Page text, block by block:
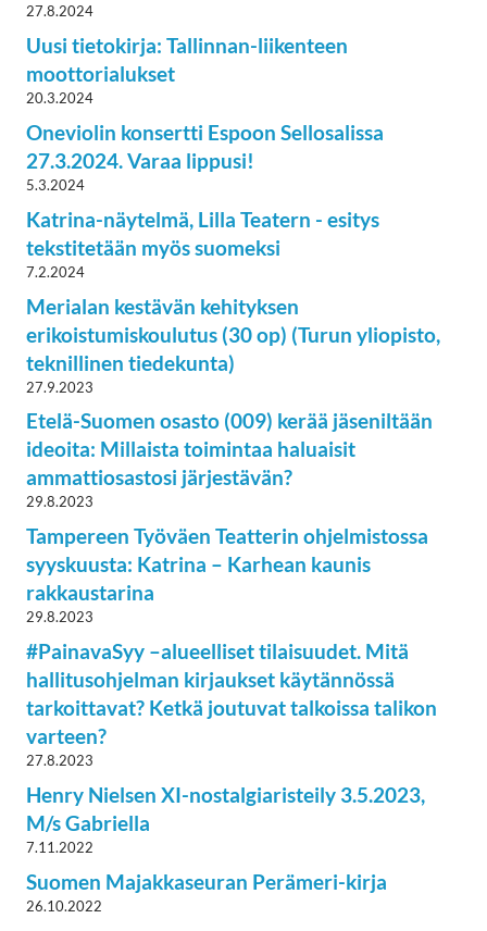
27.8.2024
Uusi tietokirja: Tallinnan-liikenteen
moottorialukset
20.3.2024
Oneviolin konsertti Espoon Sellosalissa
27.3.2024. Varaa lippusi!
5.3.2024
Katrina-näytelmä, Lilla Teatern - esitys
tekstitetään myös suomeksi
7.2.2024
Merialan kestävän kehityksen
erikoistumiskoulutus (30 op) (Turun yliopisto,
teknillinen tiedekunta)
27.9.2023
Etelä-Suomen osasto (009) kerää jäseniltään
ideoita: Millaista toimintaa haluaisit
ammattiosastosi järjestävän?
29.8.2023
Tampereen Työväen Teatterin ohjelmistossa
syyskuusta: Katrina – Karhean kaunis
rakkaustarina
29.8.2023
#PainavaSyy –alueelliset tilaisuudet. Mitä
hallitusohjelman kirjaukset käytännössä
tarkoittavat? Ketkä joutuvat talkoissa talikon
varteen?
27.8.2023
Henry Nielsen XI-nostalgiaristeily 3.5.2023,
M/s Gabriella
7.11.2022
Suomen Majakkaseuran Perämeri-kirja
26.10.2022